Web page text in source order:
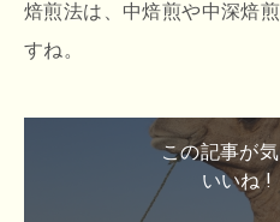
焙煎法は、中焙煎や中深焙
すね。
この記事が
いいね !